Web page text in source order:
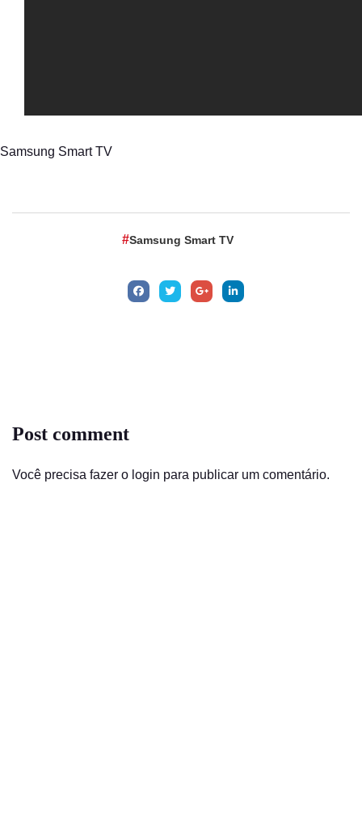
Samsung Smart TV
Samsung Smart TV
Post comment
Você precisa fazer o login para publicar um comentário.